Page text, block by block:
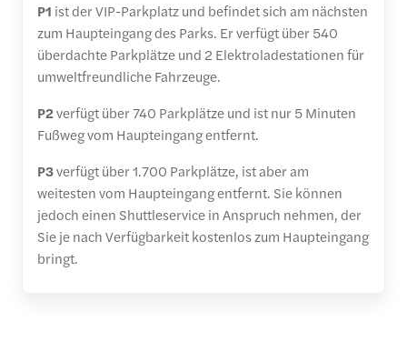
P1 ist der VIP-Parkplatz und befindet sich am nächsten
zum Haupteingang des Parks. Er verfügt über 540
überdachte Parkplätze und 2 Elektroladestationen für
umweltfreundliche Fahrzeuge.
P2verfügt über 740 Parkplätze und ist nur 5 Minuten
Fußweg vom Haupteingang entfernt.
P3verfügt über 1.700 Parkplätze, ist aber am
weitesten vom Haupteingang entfernt. Sie können
jedoch einen Shuttleservice in Anspruch nehmen, der
Sie je nach Verfügbarkeit kostenlos zum Haupteingang
bringt.